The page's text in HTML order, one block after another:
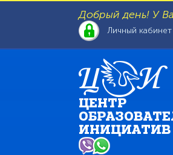
Добрый день! У
Личный кабинет
ЦЕНТР
ИНИЦИАТИВ